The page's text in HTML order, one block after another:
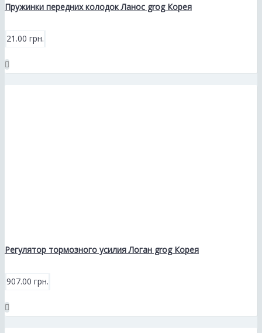
Пружинки передних колодок Ланос grog Корея
21.00 грн.
Регулятор тормозного усилия Логан grog Корея
907.00 грн.